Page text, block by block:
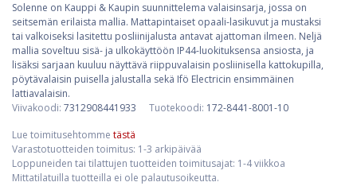
Solenne on Kauppi & Kaupin suunnittelema valaisinsarja, jossa on
seitsemän erilaista mallia. Mattapintaiset opaali-lasikuvut ja mustaksi
tai valkoiseksi lasitettu posliinijalusta antavat ajattoman ilmeen. Neljä
mallia soveltuu sisä- ja ulkokäyttöön IP44-luokituksensa ansiosta, ja
lisäksi sarjaan kuuluu näyttävä riippuvalaisin posliinisella kattokupilla,
pöytävalaisin puisella jalustalla sekä Ifö Electricin ensimmäinen
lattiavalaisin.
Viivakoodi: 7312908441933 Tuotekoodi: 172-8441-8001-10
Lue toimitusehtomme tästä
Varastotuotteiden toimitus: 1-3 arkipäivää
Loppuneiden tai tilattujen tuotteiden toimitusajat: 1-4 viikkoa
Mittatilatuilla tuotteilla ei ole palautusoikeutta.